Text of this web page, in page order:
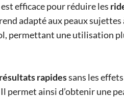
efficace pour réduire les
adapté aux peaux
permettant une utilisation
résultats rapidessans les
Il permet ainsi d’obtenir une